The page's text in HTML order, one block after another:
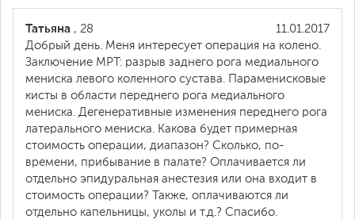
11.01.2017
Татьяна , 28
Добрый день. Меня интересует операция на колено.
Заключение МРТ: разрыв заднего рога медиального
мениска левого коленного сустава. Параменисковые
кисты в области переднего рога медиального
мениска. Дегенеративные изменения переднего рога
латерального мениска. Какова будет примерная
стоимость операции, диапазон? Сколько, по-
времени, прибывание в палате? Оплачивается ли
отдельно эпидуральная анестезия или она входит в
стоимость операции? Также, оплачиваются ли
отдельно капельницы, уколы и т.д.? Спасибо.